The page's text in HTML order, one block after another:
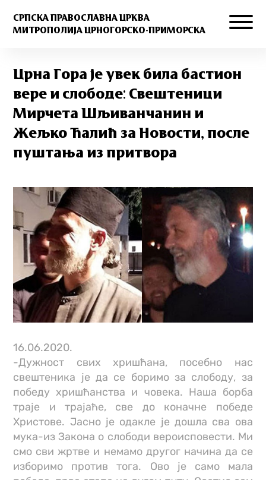
СРПСКА ПРАВОСЛАВНА ЦРКВА
МИТРОПОЛИЈА ЦРНОГОРСКО-ПРИМОРСКА
Црна Гора је увек била бастион
вере и слободе: Свештеници
Мирчета Шљиванчанин и
Жељко Ћалић за Новости, после
пуштања из притвора
16.06.2020.
-Дужност свих хришћана, посебно нас
свештеника је да се боримо за слободу, за
победу хришћанства и човека. Наша борба
траје и трајаће, све до коначне победе
Христове. Јасно је одакле је дошла сва ова
мука-из Закона о слободи вероисповести. Ми
смо сви жртве и немамо другог начина да се
изборимо против тога. Ово је само мала